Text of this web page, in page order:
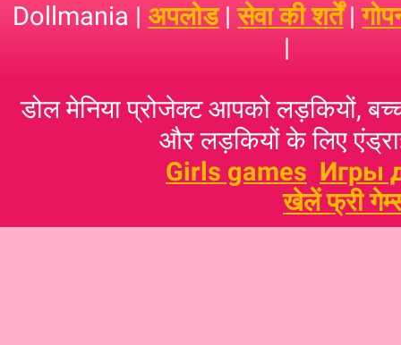
Dollmania | अपलोड|सेवा की शर्तें|
|
डोल मेनिया प्रोजेक्ट आपको लड़कियों,
और लड़कियों के लिए
Girls games Игры
खेलें फ्री